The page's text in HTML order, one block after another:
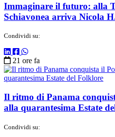
Immaginare il futuro: alla
Schiavonea arriva Nicola
Condividi su:
21 ore fa
Il ritmo di Panama
alla quarantesima Estate
Condividi su: